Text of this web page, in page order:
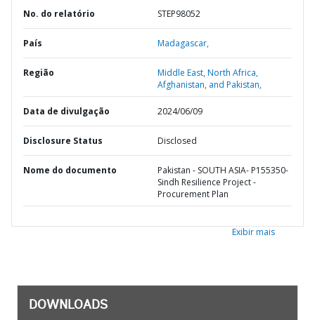
No. do relatório STEP98052
País Madagascar,
Região
Middle East, North Africa,
Afghanistan, and Pakistan,
Data de divulgação 2024/06/09
Disclosure Status Disclosed
Nome do documento
Pakistan - SOUTH ASIA- P155350-
Sindh Resilience Project -
Procurement Plan
Exibir mais
DOWNLOADS